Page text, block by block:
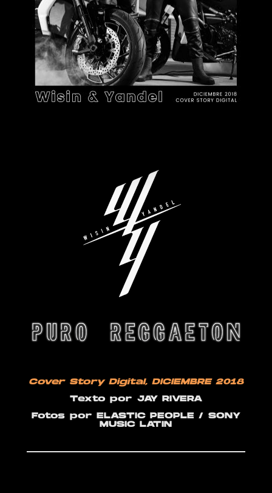
© 2015-2022 UMOMAG. PROPIEDAD DE UMO agency. TODOS LOS
DERECHOS RESERVADOS.
Cover Story Digital, DICIEMBRE 2018
Texto por JAY RIVERA
Fotospor ELASTIC PEOPLE / SONY
MUSIC LATIN